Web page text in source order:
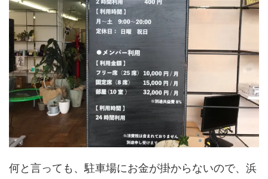
何と言っても、駐車場にお金が掛からないので、浜